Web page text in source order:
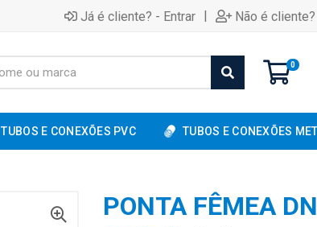
Já é cliente? - Entrar | Não é
0
TUBOS E CONEXÕES PVC TUBOS E CONEXÕES
PONTA FÊMEA